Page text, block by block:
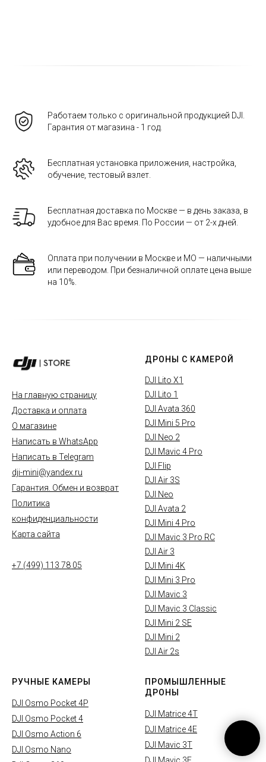
Работаем только с оригинальной продукцией DJI.
Гарантия от магазина - 1 год.
Бесплатная установка приложения, настройка,
обучение, тестовый взлет.
Бесплатная доставка по Москве — в день заказа, в
удобное для Вас время. По России — от 2-х дней.
Оплата при получении в Москве и МО — наличными
или переводом. При безналичной оплате цена выше
на 10%.
На главную страницу
Доставка и оплата
О магазине
Написать в WhatsApp
Написать в Telegram
dji-mini@yandex.ru
Гарантия. Обмен и возврат
Политика
конфиденциальности
Карта сайта
+7 (499) 113 78 05
ДРОНЫ С КАМЕРОЙ
DJI Lito X1
DJI Lito 1
DJI Avata 360
DJI Mini 5 Pro
DJI Neo 2
DJI Mavic 4 Pro
DJI Flip
DJI Air 3S
DJI Neo
DJI Avata 2
DJI Mini 4 Pro
DJI Mavic 3 Pro RC
DJI Air 3
DJI Mini 4K
DJI Mini 3 Pro
DJI Mavic 3
DJI Mavic 3 Classic
DJI Mini 2 SE
DJI Mini 2
DJI Air 2s
РУЧНЫЕ КАМЕРЫ
DJI Osmo Pocket 4P
DJI Osmo Pocket 4
DJI Osmo Action 6
DJI Osmo Nano
ПРОМЫШЛЕННЫЕ
ДРОНЫ
DJI Matrice 4T
DJI Matrice 4E
DJI Mavic 3T